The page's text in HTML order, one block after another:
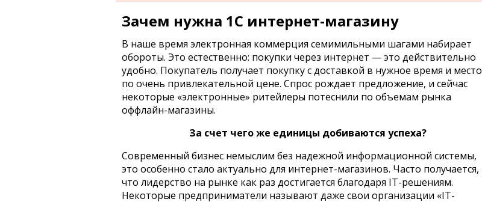
Зачем нужна 1С интернет-магазину
В наше время электронная коммерция семимильными шагами набирает
обороты. Это естественно: покупки через интернет — это действительно
удобно. Покупатель получает покупку с доставкой в нужное время и место
по очень привлекательной цене. Спрос рождает предложение, и сейчас
некоторые «электронные» ритейлеры потеснили по объемам рынка
оффлайн-магазины.
За счет чего же единицы добиваются успеха?
Современный бизнес немыслим без надежной информационной системы,
это особенно стало актуально для интернет-магазинов. Часто получается,
что лидерство на рынке как раз достигается благодаря IT-решениям.
Некоторые предприниматели называют даже свои организации «IT-